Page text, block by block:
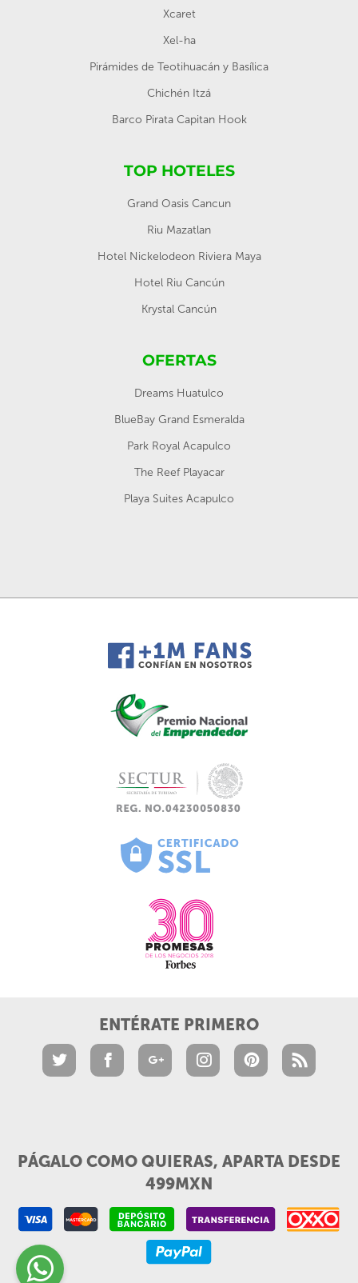
Xcaret
Xel-ha
Pirámides de Teotihuacán y Basílica
Chichén Itzá
Barco Pirata Capitan Hook
TOP HOTELES
Grand Oasis Cancun
Riu Mazatlan
Hotel Nickelodeon Riviera Maya
Hotel Riu Cancún
Krystal Cancún
OFERTAS
Dreams Huatulco
BlueBay Grand Esmeralda
Park Royal Acapulco
The Reef Playacar
Playa Suites Acapulco
ENTÉRATE PRIMERO
PÁGALO COMO QUIERAS, APARTA DESDE
499MXN